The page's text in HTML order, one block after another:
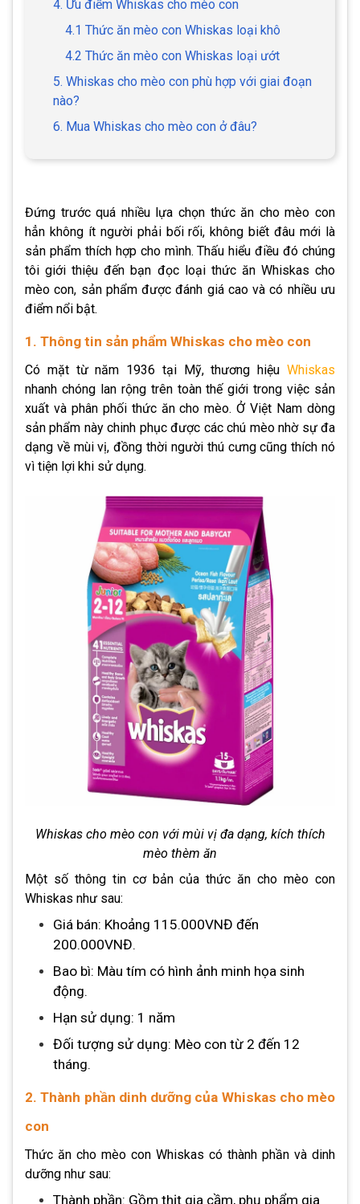
4. Ưu điểm Whiskas cho mèo con
4.1 Thức ăn mèo con Whiskas loại khô
4.2 Thức ăn mèo con Whiskas loại ướt
5. Whiskas cho mèo con phù hợp với giai đoạn
nào?
6. Mua Whiskas cho mèo con ở đâu?
Đứng trước quá nhiều lựa chọn thức ăn cho mèo con
hẳn không ít người phải bối rối, không biết đâu mới là
sản phẩm thích hợp cho mình. Thấu hiểu điều đó chúng
tôi giới thiệu đến bạn đọc loại thức ăn Whiskas cho
mèo con, sản phẩm được đánh giá cao và có nhiều ưu
điểm nổi bật.
1. Thông tin sản phẩm Whiskas cho mèo con
Có mặt từ năm 1936 tại Mỹ, thương hiệu Whiskas
nhanh chóng lan rộng trên toàn thế giới trong việc sản
xuất và phân phối thức ăn cho mèo. Ở Việt Nam dòng
sản phẩm này chinh phục được các chú mèo nhờ sự đa
dạng về mùi vị, đồng thời người thú cưng cũng thích nó
vì tiện lợi khi sử dụng.
Whiskas cho mèo con với mùi vị đa dạng, kích thích
mèo thèm ăn
Một số thông tin cơ bản của thức ăn cho mèo con
Whiskas như sau:
Giá bán: Khoảng 115.000VNĐ đến
200.000VNĐ.
Bao bì: Màu tím có hình ảnh minh họa sinh
động.
Hạn sử dụng: 1 năm
Đối tượng sử dụng: Mèo con từ 2 đến 12
tháng.
2. Thành phần dinh dưỡng của Whiskas cho mèo
con
Thức ăn cho mèo con Whiskas có thành phần và dinh
dưỡng như sau:
Thành phần: Gồm thịt gia cầm, phụ phẩm gia